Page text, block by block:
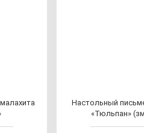
Нас­толь­ный
«Тюль­пан»